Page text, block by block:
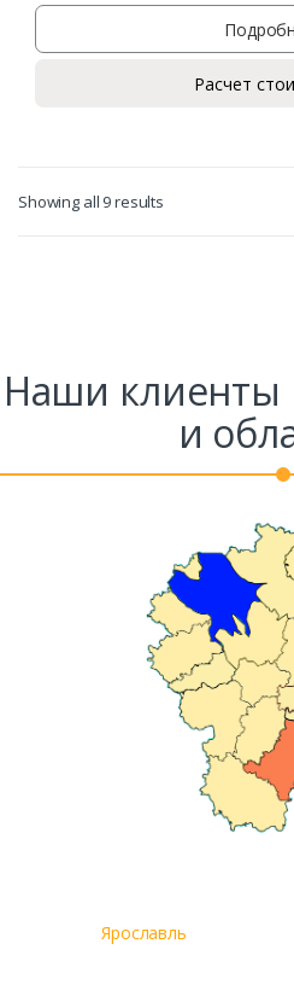
Расчет
Showing all 9 results
Наши клиенты
и
Ярославль